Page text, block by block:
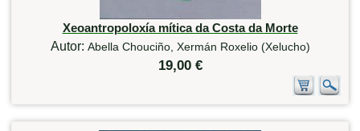
Xeoantropoloxía mítica da Costa da Morte
Autor: Abella Chouciño, Xermán Roxelio (Xelucho)
19,00 €